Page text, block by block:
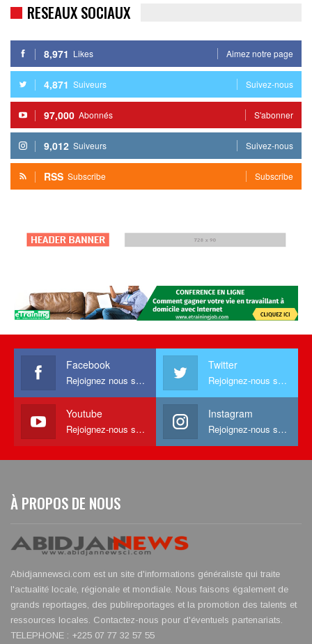
RESEAUX SOCIAUX
8,971 Likes Aimez notre page
4,871 Suiveurs Suivez-nous
97,000 Abonnés S'abonner
9,012 Suiveurs Suivez-nous
RSS Subscribe Subscribe
Facebook
Rejoignez nous sur facebook
Twitter
Rejoignez-nous sur Twitter
Youtube
Rejoignez-nous sur Youtube
Instagram
Rejoignez-nous sur Instagram
À PROPOS DE NOUS
Abidjannewsci.com est un site d'informations généraliste qui traite
l'actualité locale, régionale et mondiale. Nous faisons également de
grands reportages, des publireportages et la promotion des talents et
ressources locales. Contactez-nous pour d'éventuels partenariats.
TELEPHONE : +225 07 77 32 57 55